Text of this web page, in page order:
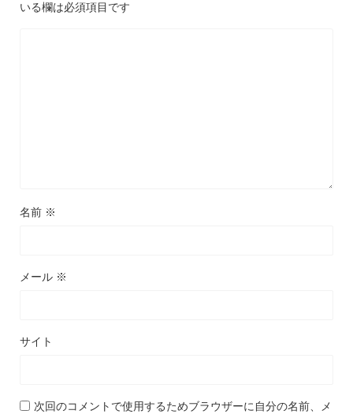
いる欄は必須項目です
名前 ※
メール ※
サイト
次回のコメントで使用するためブラウザーに自分の名前、メ